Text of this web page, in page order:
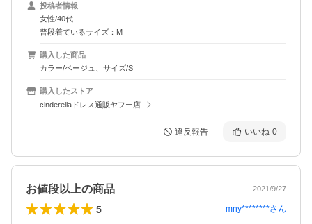
投稿者情報
女性/40代
普段着ているサイズ：M
購入した商品
カラー/ベージュ、サイズ/S
購入したストア
cinderellaドレス通販ヤフー店
違反報告 いいね 0
お値段以上の商品 2021/9/27
5 mny********さん